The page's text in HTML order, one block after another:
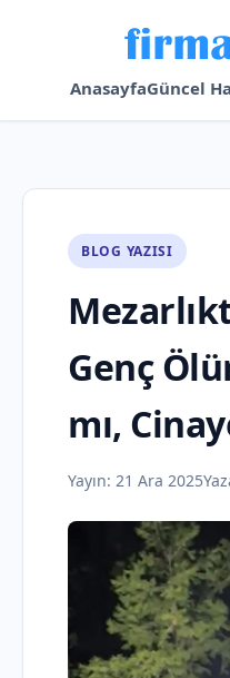
AnasayfaGüncel
BLOG YAZISI
Genç
mı,
Yayın: 21 Ara 2025